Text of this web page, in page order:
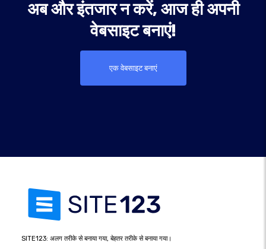
अब और इंतजार न करें, आज ही अपनी
वेबसाइट बनाएं!
एक वेबसाइट बनाएं
SITE123: अलग तरीके से बनाया गया, बेहतर तरीके से बनाया गया।